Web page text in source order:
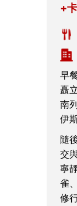
+
早
矗
南
伊
隨
交
寧
雀
修